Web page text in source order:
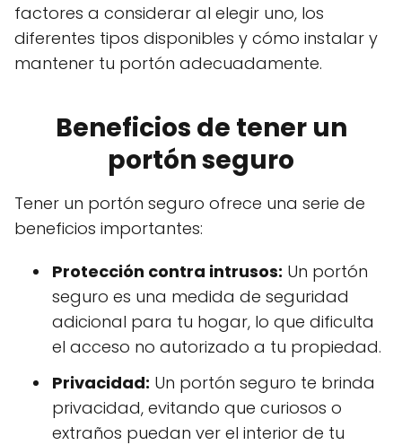
factores a considerar al elegir uno, los
diferentes tipos disponibles y cómo instalar y
mantener tu portón adecuadamente.
Beneficios de tener un
portón seguro
Tener un portón seguro ofrece una serie de
beneficios importantes:
Protección contra intrusos: Un portón
seguro es una medida de seguridad
adicional para tu hogar, lo que dificulta
el acceso no autorizado a tu propiedad.
Privacidad: Un portón seguro te brinda
privacidad, evitando que curiosos o
extraños puedan ver el interior de tu